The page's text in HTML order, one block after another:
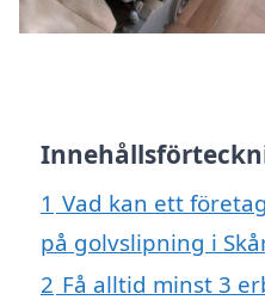
1 Vad kan ett
på golvslipning i
2 Få alltid minst 3